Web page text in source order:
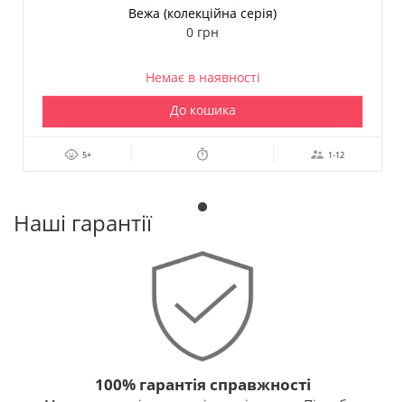
Вежа (колекційна серія)
0 грн
Немає в наявності
До кошика
5+ 1-12
Наші гарантії
100% гарантія справжності